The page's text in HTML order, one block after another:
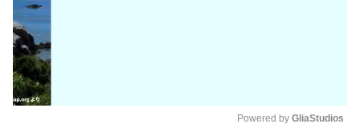
Powered by GliaStudios